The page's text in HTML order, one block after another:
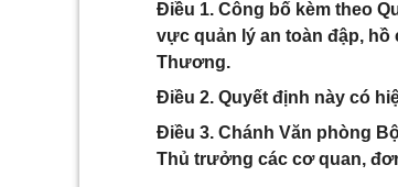
Điều 1. Công bố kèm theo
vực quản lý an toàn đập,
Thương.
Điều 2. Quyết định này có
Điều 3. Chánh Văn phòng
Thủ trưởng các cơ quan,